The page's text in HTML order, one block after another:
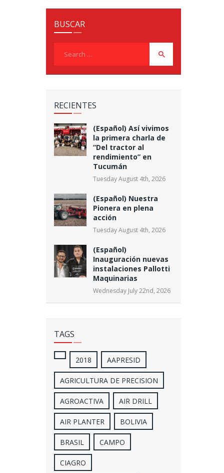
BUSCAR
RECIENTES
(Español) Así vivimos
la primera charla de
“Del tractor al
rendimiento” en
Tucumán
Tuesday August 4th, 2026
(Español) Nuestra
Pionera en plena
acción
Tuesday August 4th, 2026
(Español)
Inauguración nuevas
instalaciones Pallotti
Maquinarias
Wednesday July 22nd, 2026
TAGS
2018 AAPRESID
AGRICULTURA DE PRECISION
AGROACTIVA AIR DRILL
AIR PLANTER BOLIVIA
BRASIL CAMPO
CIAGRO